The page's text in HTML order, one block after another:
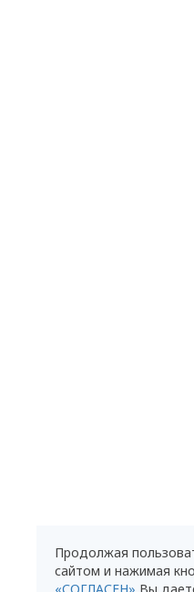
Продолжая
сайтом и нажимая